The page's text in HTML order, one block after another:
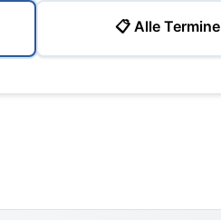
📋 Alle Termine